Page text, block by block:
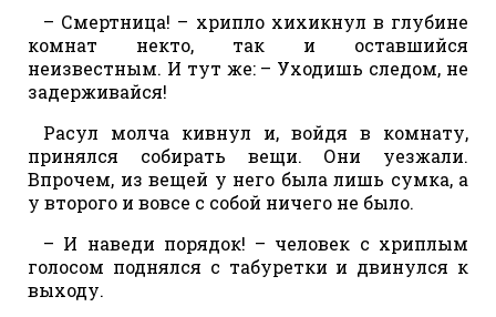
– Смертница! – хрипло хихикнул в глубине
комнат некто, так и оставшийся
неизвестным. И тут же: – Уходишь следом, не
задерживайся!
Расул молча кивнул и, войдя в комнату,
принялся собирать вещи. Они уезжали.
Впрочем, из вещей у него была лишь сумка, а
у второго и вовсе с собой ничего не было.
– И наведи порядок! – человек с хриплым
голосом поднялся с табуретки и двинулся к
выходу.